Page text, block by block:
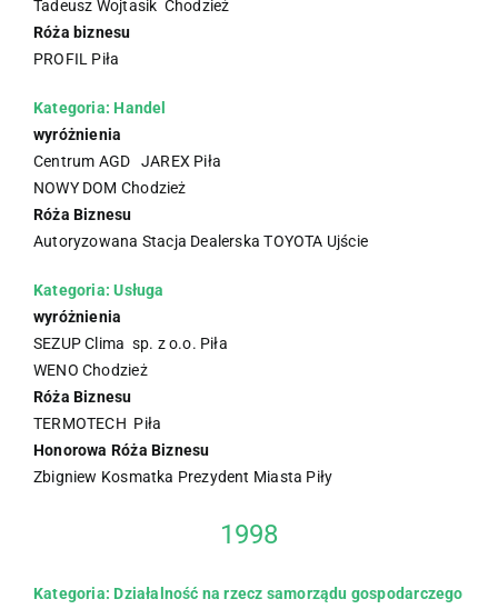
Tadeusz Wojtasik Chodzież
Róża biznesu
PROFIL Piła
Kategoria: Handel
wyróżnienia
Centrum AGD JAREX Piła
NOWY DOM Chodzież
Róża Biznesu
Autoryzowana Stacja Dealerska TOYOTA Ujście
Kategoria: Usługa
wyróżnienia
SEZUP Clima sp. z o.o. Piła
WENO Chodzież
Róża Biznesu
TERMOTECH Piła
Honorowa Róża Biznesu
Zbigniew Kosmatka Prezydent Miasta Piły
1998
Kategoria: Działalność na rzecz samorządu gospodarczego